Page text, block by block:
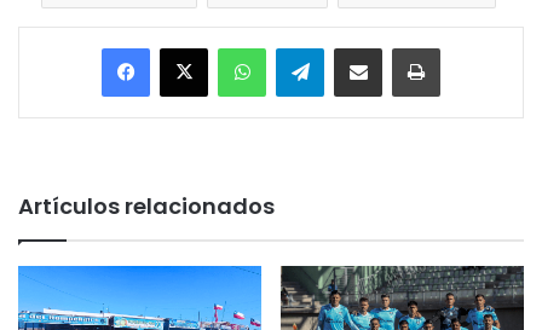
Facebook
X WhatsAppTelegramEnviar vía email Imprimir
Artículos relacionados